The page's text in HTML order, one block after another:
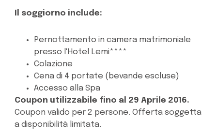
Il soggiorno include:
Pernottamento in camera matrimoniale
presso l'Hotel Lemi****
Colazione
Cena di 4 portate (bevande escluse)
Accesso alla Spa
Coupon utilizzabile fino al 29 Aprile 2016.
Coupon valido per 2 persone. Offerta soggetta
a disponibilità limitata.